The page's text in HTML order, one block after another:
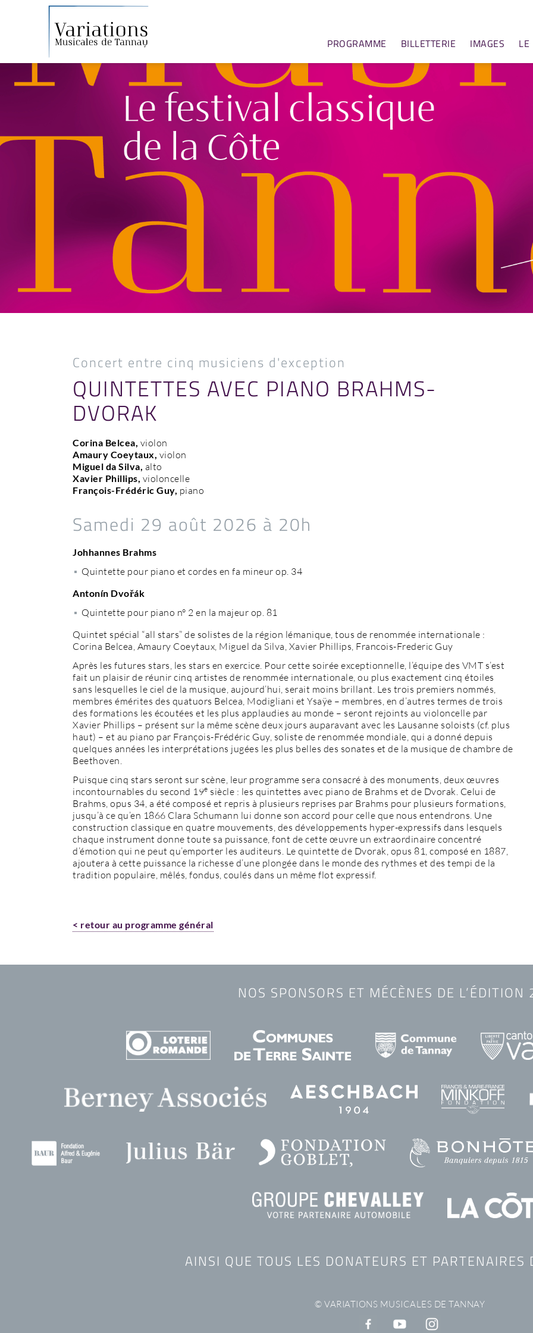
PROGRAMME BILLETTERIE IMAGES LE
Concert entre cinq musiciens d'exception
QUINTETTES AVEC PIANO BRAHMS-
DVORAK
Corina Belcea, violon
Amaury Coeytaux, violon
Miguel da Silva, alto
Xavier Phillips, violoncelle
François-Frédéric Guy, piano
Samedi 29 août 2026 à 20h
Johhannes Brahms
Quintette pour piano et cordes en fa mineur op. 34
Antonín Dvořák
Quintette pour piano n° 2 en la majeur op. 81
Quintet spécial “all stars” de solistes de la région lémanique, tous de renommée internationale :
Corina Belcea, Amaury Coeytaux, Miguel da Silva, Xavier Phillips, Francois-Frederic Guy
Après les futures stars, les stars en exercice. Pour cette soirée exceptionnelle, l’équipe des VMT s’est
fait un plaisir de réunir cinq artistes de renommée internationale, ou plus exactement cinq étoiles
sans lesquelles le ciel de la musique, aujourd’hui, serait moins brillant. Les trois premiers nommés,
membres émérites des quatuors Belcea, Modigliani et Ysaÿe – membres, en d’autres termes de trois
des formations les écoutées et les plus applaudies au monde – seront rejoints au violoncelle par
Xavier Phillips – présent sur la même scène deux jours auparavant avec les Lausanne soloists (cf. plus
haut) – et au piano par François-Frédéric Guy, soliste de renommée mondiale, qui a donné depuis
quelques années les interprétations jugées les plus belles des sonates et de la musique de chambre de
Beethoven.
Puisque cinq stars seront sur scène, leur programme sera consacré à des monuments, deux œuvres
incontournables du second 19e siècle : les quintettes avec piano de Brahms et de Dvorak. Celui de
Brahms, opus 34, a été composé et repris à plusieurs reprises par Brahms pour plusieurs formations,
jusqu’à ce qu’en 1866 Clara Schumann lui donne son accord pour celle que nous entendrons. Une
construction classique en quatre mouvements, des développements hyper-expressifs dans lesquels
chaque instrument donne toute sa puissance, font de cette œuvre un extraordinaire concentré
d’émotion qui ne peut qu’emporter les auditeurs. Le quintette de Dvorak, opus 81, composé en 1887,
ajoutera à cette puissance la richesse d’une plongée dans le monde des rythmes et des tempi de la
tradition populaire, mêlés, fondus, coulés dans un même flot expressif.
< retour au programme général
NOS SPONSORS ET MÉCÈNES DE
AINSI QUE TOUS LES DONATEURS ET PARTENAIRES
© VARIATIONS MUSICALES DE TANNAY